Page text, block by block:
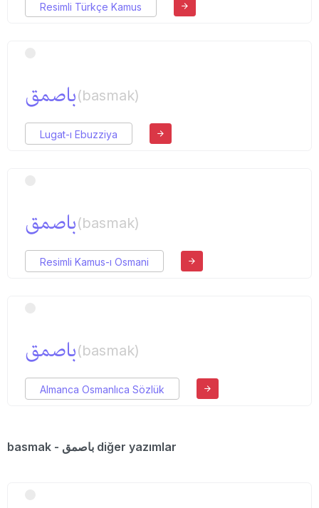
Resimli Türkçe Kamus
باصمق(basmak)
Lugat-ı Ebuzziya
باصمق(basmak)
Resimli Kamus-ı Osmani
باصمق(basmak)
Almanca Osmanlıca Sözlük
basmak - باصمق diğer yazımlar